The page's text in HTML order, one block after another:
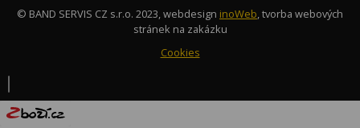
© BAND SERVIS CZ s.r.o. 2023, webdesign inoWeb, tvorba webových
stránek na zakázku
Cookies